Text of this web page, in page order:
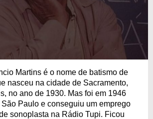
Martins é o nome de batismo de
nasceu na cidade de Sacramento,
no ano de 1930. Mas foi em 1946
Paulo e conseguiu um emprego
sonoplasta na Rádio Tupi. Ficou